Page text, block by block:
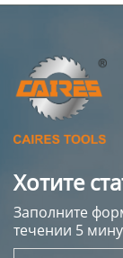
Хотите
Заполните
течении 5